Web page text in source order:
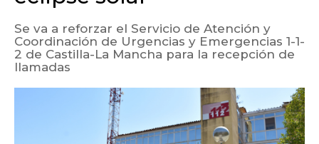
Se va a reforzar el Servicio de Atención y
Coordinación de Urgencias y Emergencias 1-1-
2 de Castilla-La Mancha para la recepción de
llamadas